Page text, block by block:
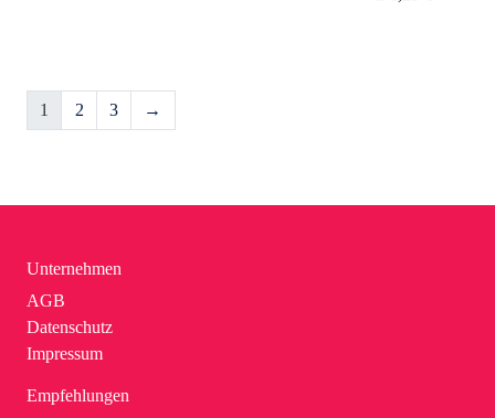
1 2 3 →
Unternehmen
AGB
Datenschutz
Impressum
Empfehlungen